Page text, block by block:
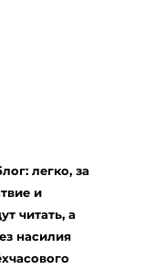
*
легко, за
и
читать, а
насилия